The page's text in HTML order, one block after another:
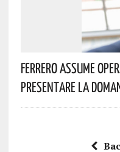
Ferrero Assume
Presentare La